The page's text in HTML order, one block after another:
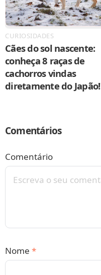
CURIOSIDADES
Cães do sol nascente:
conheça 8 raças de
cachorros vindas
diretamente do Japão!
Comentários
Comentário
Nome *